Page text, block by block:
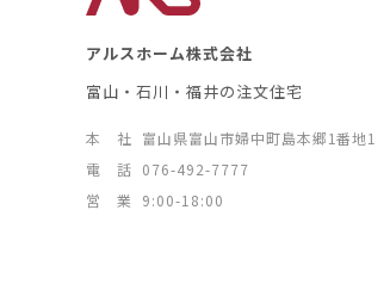
アルスホーム株式会社
富山・石川・福井の注文住宅
本 社 富山県富山市婦中町島本郷1番地1
電 話 076-492-7777
営 業 9:00-18:00